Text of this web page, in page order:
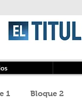
1 Bloque 2